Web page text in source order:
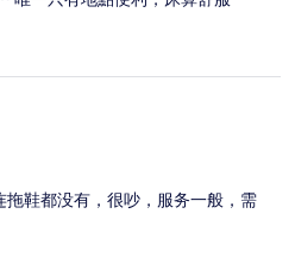
鞋都没有，很吵，服务一般，需